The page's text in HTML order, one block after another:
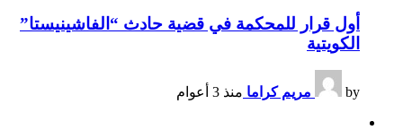
أول قرار للمحكمة في قضية حادث “الفاشينيستا”
الكويتية
by مريم كراما منذ 3 أعوام